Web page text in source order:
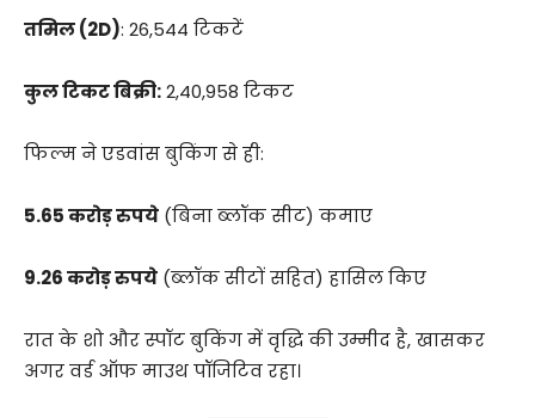
तमिल (2D): 26,544 टिकटें
कुल टिकट बिक्री:2,40,958 टिकट
फिल्म ने एडवांस बुकिंग से ही:
5.65 करोड़ रुपये (बिना ब्लॉक सीट) कमाए
9.26 करोड़ रुपये (ब्लॉक सीटों सहित) हासिल किए
रात के शो और स्पॉट बुकिंग में वृद्धि की उम्मीद है, खासकर
अगर वर्ड ऑफ माउथ पॉजिटिव रहा।